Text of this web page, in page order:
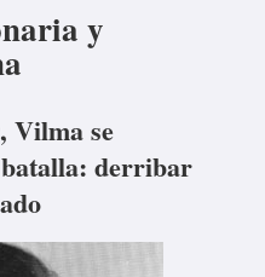
y
Vilma se
derribar